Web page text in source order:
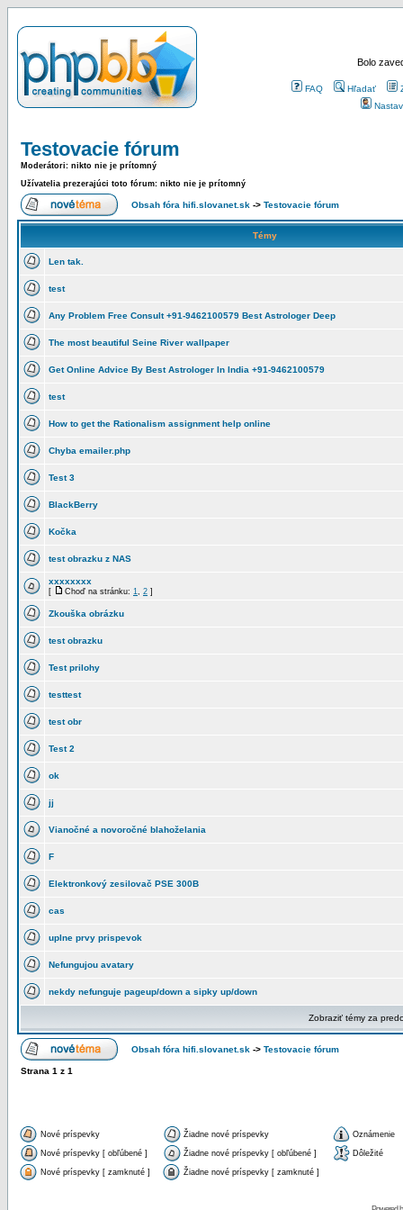
Bolo
FAQ Hľadať
Testovacie fórum
Moderátori: nikto nie je prítomný
Užívatelia prezerajúci toto fórum: nikto nie je prítomný
Obsah fóra hifi.slovanet.sk -> Testovacie fórum
Témy
Len tak.
test
Any Problem Free Consult +91-9462100579 Best Astrologer Deep
The most beautiful Seine River wallpaper
Get Online Advice By Best Astrologer In India +91-9462100579
test
How to get the Rationalism assignment help online
Chyba emailer.php
Test 3
BlackBerry
Kočka
test obrazku z NAS
xxxxxxxx
[ Choď na stránku: 1, 2 ]
Zkouška obrázku
test obrazku
Test prilohy
testtest
test obr
Test 2
ok
jj
Vianočné a novoročné blahoželania
F
Elektronkový zesilovač PSE 300B
cas
uplne prvy prispevok
Nefungujou avatary
nekdy nefunguje pageup/down a sipky up/down
Zobraziť témy za
Obsah fóra hifi.slovanet.sk -> Testovacie fórum
Strana 1 z 1
Nové príspevky Žiadne nové príspevky Oznámenie
Nové príspevky [ obľúbené ] Žiadne nové príspevky [ obľúbené ] Dôležité
Nové príspevky [ zamknuté ] Žiadne nové príspevky [ zamknuté ]